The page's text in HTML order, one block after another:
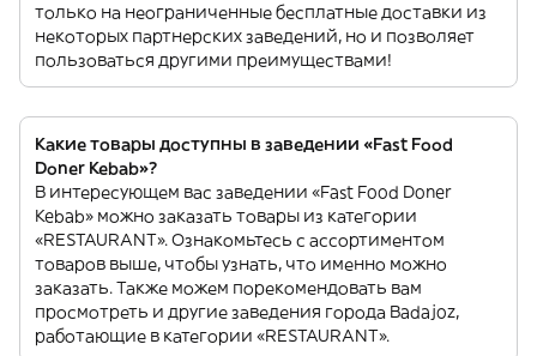
только на неограниченные бесплатные доставки из
некоторых партнерских заведений, но и позволяет
пользоваться другими преимуществами!
Какие товары доступны в заведении «Fast Food
Doner Kebab»?
В интересующем вас заведении «Fast Food Doner
Kebab» можно заказать товары из категории
«RESTAURANT». Ознакомьтесь с ассортиментом
товаров выше, чтобы узнать, что именно можно
заказать. Также можем порекомендовать вам
просмотреть и другие заведения города Badajoz,
работающие в категории «RESTAURANT».